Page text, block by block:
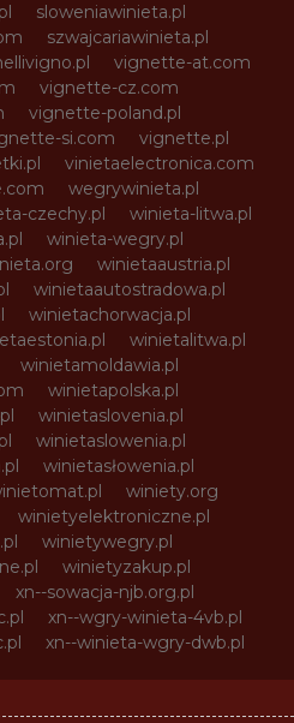
sloweniawinieta.pl
szwajcariawinieta.pl
vignette-at.com
vignette-cz.com
vignette-poland.pl
si.com
vignette.pl
vinietaelectronica.com
wegrywinieta.pl
czechy.pl
winieta-litwa.pl
winieta-wegry.pl
winietaaustria.pl
winietaautostradowa.pl
winietachorwacja.pl
winietalitwa.pl
winietamoldawia.pl
winietapolska.pl
winietaslovenia.pl
winietaslowenia.pl
winietasłowenia.pl
winiety.org
winietyelektroniczne.pl
winietywegry.pl
winietyzakup.pl
xn--sowacja-njb.org.pl
xn--wgry-winieta-4vb.pl
xn--winieta-wgry-dwb.pl